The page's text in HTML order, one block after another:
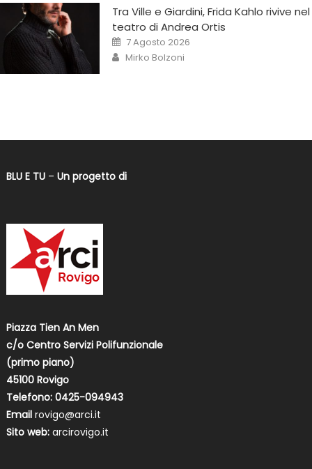
Tra Ville e Giardini, Frida Kahlo rivive nel
teatro di Andrea Ortis
7 Agosto 2026
Mirko Bolzoni
BLU E TU– Un progetto di
Piazza Tien An Men
c/o Centro Servizi Polifunzionale
(primo piano)
45100 Rovigo
Telefono: 0425-094943
Email rovigo@arci.it
Sito web: arcirovigo.it